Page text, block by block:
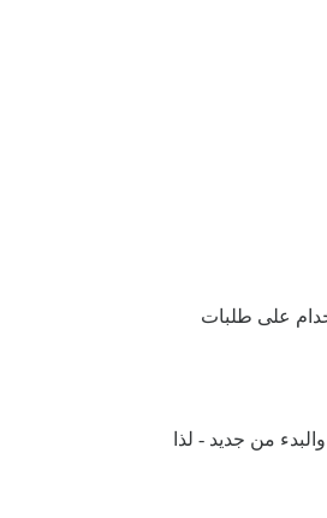
على طلبات
من جديد - لذا